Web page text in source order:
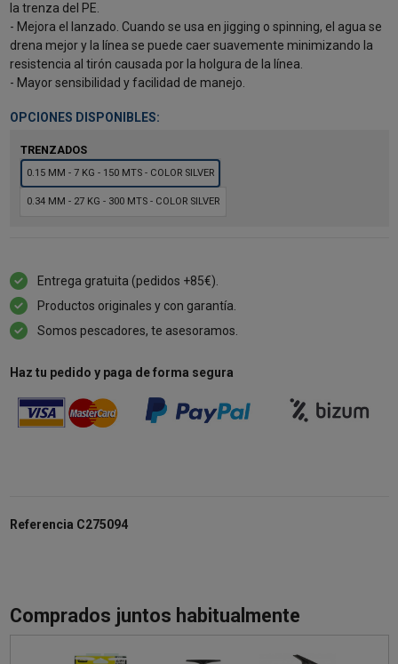
la trenza del PE.
- Mejora el lanzado. Cuando se usa en jigging o spinning, el agua se
drena mejor y la línea se puede caer suavemente minimizando la
resistencia al tirón causada por la holgura de la línea.
- Mayor sensibilidad y facilidad de manejo.
OPCIONES DISPONIBLES:
TRENZADOS
0.15 MM - 7 KG - 150 MTS - COLOR SILVER
0.34 MM - 27 KG - 300 MTS - COLOR SILVER
Entrega gratuita (pedidos +85€).
Productos originales y con garantía.
Somos pescadores, te asesoramos.
Haz tu pedido y paga de forma segura
Referencia C275094
Comprados juntos habitualmente